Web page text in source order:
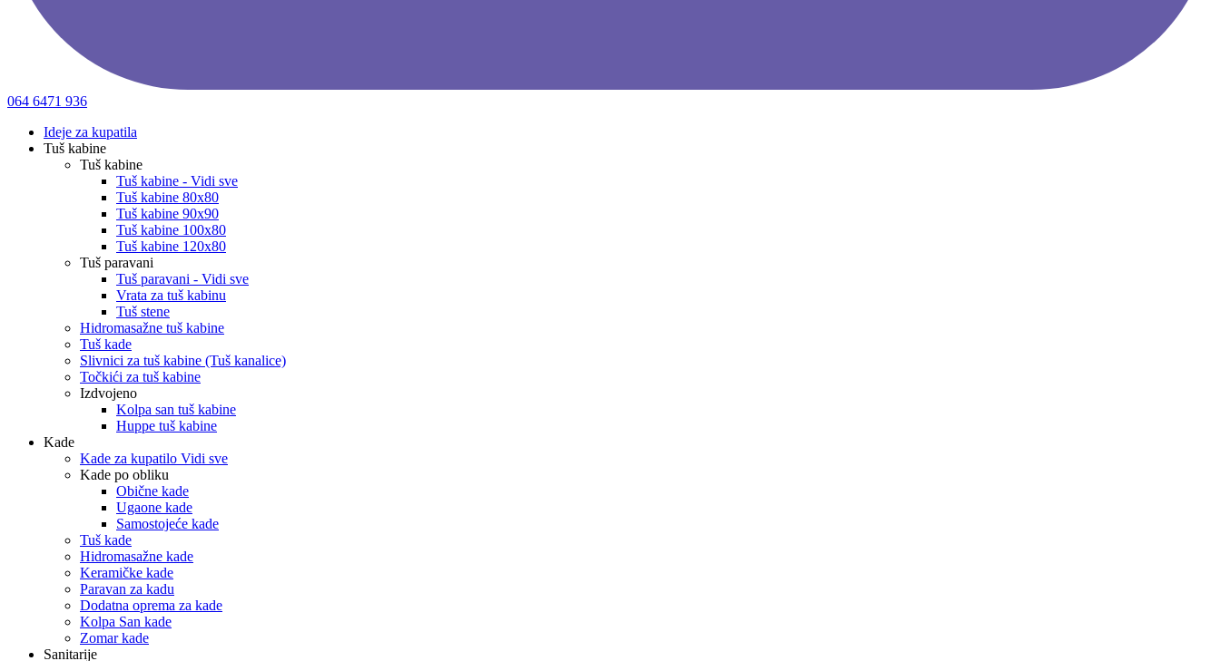
064 6471 936
Ideje za kupatila
Tuš kabine
Tuš kabine
Tuš kabine - Vidi sve
Tuš kabine 80x80
Tuš kabine 90x90
Tuš kabine 100x80
Tuš kabine 120x80
Tuš paravani
Tuš paravani - Vidi sve
Vrata za tuš kabinu
Tuš stene
Hidromasažne tuš kabine
Tuš kade
Slivnici za tuš kabine (Tuš kanalice)
Točkići za tuš kabine
Izdvojeno
Kolpa san tuš kabine
Huppe tuš kabine
Kade
Kade za kupatilo Vidi sve
Kade po obliku
Obične kade
Ugaone kade
Samostojeće kade
Tuš kade
Hidromasažne kade
Keramičke kade
Paravan za kadu
Dodatna oprema za kade
Kolpa San kade
Zomar kade
Sanitarije